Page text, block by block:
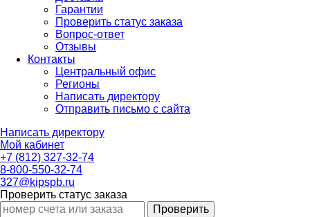
Гарантии
Проверить статус заказа
Вопрос-ответ
Отзывы
Контакты
Центральный офис
Регионы
Написать директору
Отправить письмо с сайта
Написать директору
Мой кабинет
+7 (812) 327-32-74
8-800-550-32-74
327@kipspb.ru
Проверить статус заказа
Проверить